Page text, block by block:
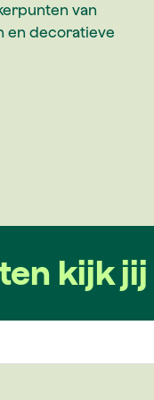
van
en decoratieve
kijk